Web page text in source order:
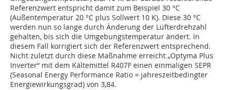
Referenzwert entspricht damit zum Beispiel 30 °C
(Außentemperatur 20 °C plus Sollwert 10 K). Diese 30 °C
werden nun so lange durch Änderung der Lüfterdrehzahl
gehalten, bis sich die Umgebungstemperatur ändert. In
diesem Fall korrigiert sich der Referenzwert entsprechend.
Nicht zuletzt durch diese Maßnahme erreicht „Optyma Plus
Inverter“ mit dem Kältemittel R407F einen einmaligen SEPR
(Seasonal Energy Performance Ratio = jahreszeitbedingter
Energiewirkungsgrad) von 3,84.